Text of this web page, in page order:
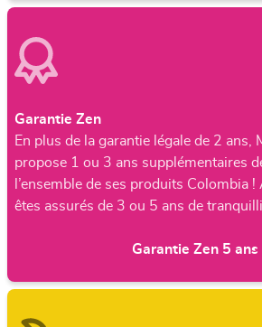
Garantie Zen
En plus de la garantie légale de 2 ans,
propose 1 ou 3 ans supplémentaires
l’ensemble de ses produits Colombia
êtes assurés de 3 ou 5 ans de
Garantie Zen 5 ans